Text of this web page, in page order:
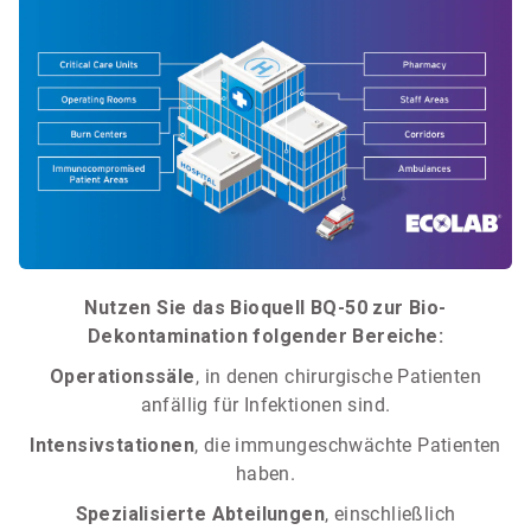
Nutzen Sie das Bioquell BQ-50 zur Bio-
Dekontamination folgender Bereiche:
Operationssäle, in denen chirurgische Patienten
anfällig für Infektionen sind.
Intensivstationen, die immungeschwächte Patienten
haben.
Spezialisierte Abteilungen, einschließlich